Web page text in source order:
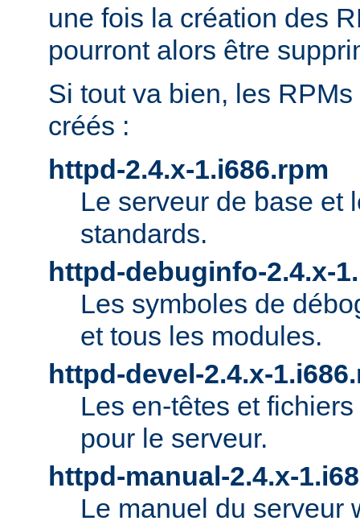
une fois la création des
pourront alors être
Si tout va bien, les
créés :
httpd-2.4.x-1.i686.rpm
Le serveur de base et
standards.
httpd-debuginfo-2.4.x-
Les symboles de
et tous les modules.
httpd-devel-2.4.x-
Les en-têtes et
pour le serveur.
httpd-manual-2.4.x-
Le manuel du serveur